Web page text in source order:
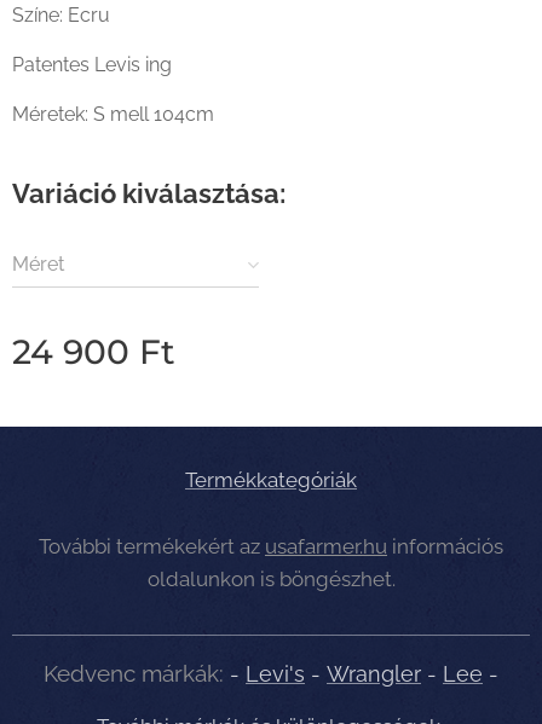
Színe: Ecru
Patentes Levis ing
Méretek: S mell 104cm
Variáció kiválasztása:
Méret
24 900 Ft
Termékkategóriák
További termékekért az usafarmer.hu információs
oldalunkon is böngészhet.
Kedvenc márkák: - Levi's - Wrangler - Lee -